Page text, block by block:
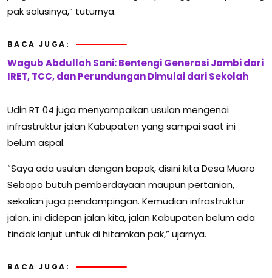
pak solusinya,” tuturnya.
BACA JUGA:
Wagub Abdullah Sani: Bentengi Generasi Jambi dari
IRET, TCC, dan Perundungan Dimulai dari Sekolah
Udin RT 04 juga menyampaikan usulan mengenai
infrastruktur jalan Kabupaten yang sampai saat ini
belum aspal.
“Saya ada usulan dengan bapak, disini kita Desa Muaro
Sebapo butuh pemberdayaan maupun pertanian,
sekalian juga pendampingan. Kemudian infrastruktur
jalan, ini didepan jalan kita, jalan Kabupaten belum ada
tindak lanjut untuk di hitamkan pak,” ujarnya.
BACA JUGA: